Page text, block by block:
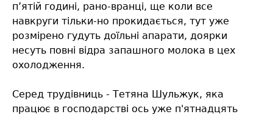
п’ятій годині, рано-вранці, ще коли все
навкруги тільки-но прокидається, тут уже
розмірено гудуть доїльні апарати, доярки
несуть повні відра запашного молока в цех
охолодження.
Серед трудівниць - Тетяна Шульжук, яка
працює в господарстві ось уже п'ятнадцять